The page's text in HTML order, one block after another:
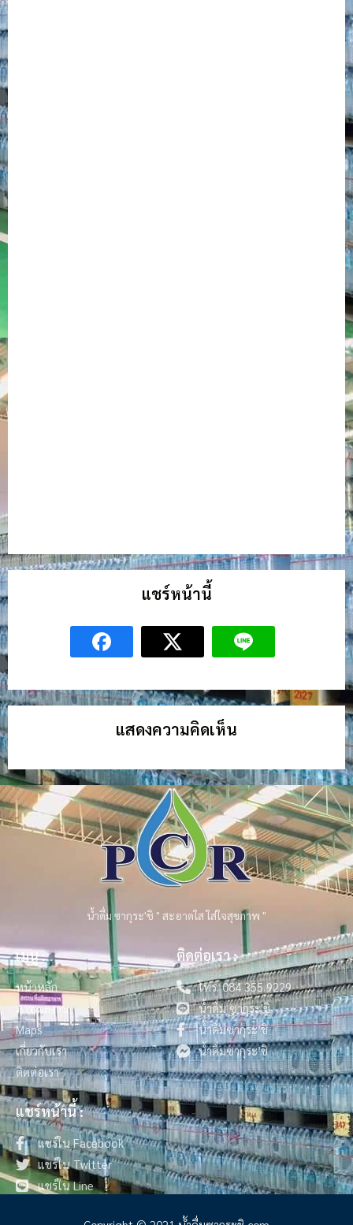
แชร์หน้านี้
แสดงความคิดเห็น
น้ำดื่ม ซากุระ'ชิ " สะอาดใส ใส่ใจสุขภาพ "
เมนู :
หน้าหลัก
ภาพผลงาน
Maps
เกี่ยวกับเรา
ติดต่อเรา
ติดต่อเรา :
โทร. 084 355 9229
น้ำดื่ม ซากุระ'ชิ
น้ำดื่มซากุระ’ชิ
น้ำดื่มซากุระ’ชิ
แชร์หน้านี้ :
แชร์ใน Facebook
แชร์ใน Twitter
แชร์ใน Line